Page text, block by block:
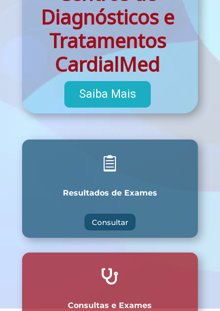
Diagnósticos e
Tratamentos
CardialMed
Saiba Mais

Resultados de Exames
Consultar

Consultas e Exames